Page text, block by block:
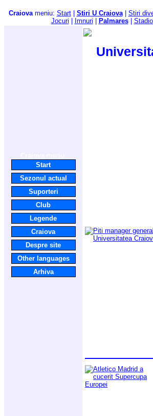
Craiovameniu: Start| Stiri U Craiova| Stiri
Jocuri
Imnuri Palmares|
Start
Sezonul actual
Suporteri
Club
Legende
Craiova
Despre site
Other languages
Arhiva